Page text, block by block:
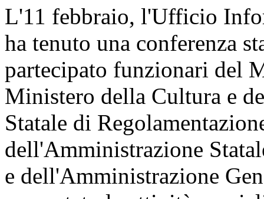
L'11 febbraio, l'Ufficio
ha tenuto una conferenza
partecipato funzionari del
Ministero della Cultura e
Statale di
dell'Amministrazione
e dell'Amministrazione